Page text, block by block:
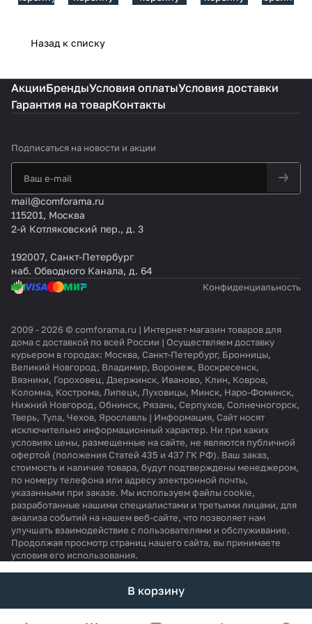
Назад к списку
В корзину
АкцииБрендыУсловия оплатыУсловия доставки
Гарантия на товарКонтакты
Подписаться на новости и акции
mail@comforama.ru
115201, Москва
2-й Котляковский пер., д. 3
192007, Санкт-Петербург
наб. Обводного Канала, д. 64
Конфиденциальность
2009 - 2026 © comforama.ru | Интернет-магазин товаров для
дома с доставкой по всей России | Осуществляем доставку
курьером в городах: Москва, Санкт-Петербург, Бронницы,
Великий Новгород, Владимир, Воронеж, Воскресенск,
Вязники, Гороховец, Дзержинск, Иваново, Клин, Ковров,
Коломна, Кострома, Липецк, Луховицы, Минск, Наро-Фоминск,
Нижний Новгород, Обнинск, Рязань, Серпухов, Солнечногорск,
Тверь, Тула, Чехов, Ярославль | Информация, Сайт носят
исключительно информационный характер. Ни при каких
условиях цены, размещенные на сайте, не являются публичной
офертой (положения Статей 435 и 437 ГК РФ). Ваш заказ,
стоимость и наличие товара, будут подтверждены менеджером,
по номеру телефона или адресу электронной почты,
указанными при заказе. Мы используем файлы cookie,
разработанные нашими специалистами и третьими лицами, для
анализа событий на нашем веб-сайте, что позволяет нам
улучшать взаимодействие с пользователями и обслуживание.
Продолжая просмотр страниц нашего сайта, вы принимаете
условия его использования.